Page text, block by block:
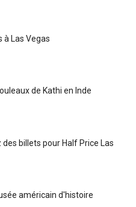
à Las Vegas
de Kathi en Inde
billets pour Half Price Las
américain d'histoire